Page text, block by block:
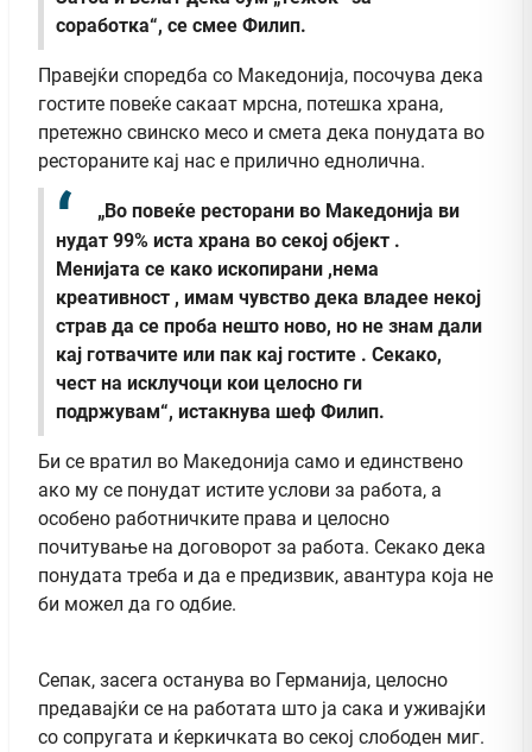
соработка“, се смее Филип.
Правејќи споредба со Македонија, посочува дека
гостите повеќе сакаат мрсна, потешка храна,
претежно свинско месо и смета дека понудата во
рестораните кај нас е прилично еднолична.
„Во повеќе ресторани во Македонија ви
нудат 99% иста храна во секој објект .
Менијата се како ископирани ,нема
креативност , имам чувство дека владее некој
страв да се проба нешто ново, но не знам дали
кај готвачите или пак кај гостите . Секако,
чест на исклучоци кои целосно ги
подржувам“, истакнува шеф Филип.
Би се вратил во Македонија само и единствено
ако му се понудат истите услови за работа, а
особено работничките права и целосно
почитување на договорот за работа. Секако дека
понудата треба и да е предизвик, авантура која не
би можел да го одбие.
Сепак, засега останува во Германија, целосно
предавајќи се на работата што ја сака и уживајќи
со сопругата и ќеркичката во секој слободен миг.